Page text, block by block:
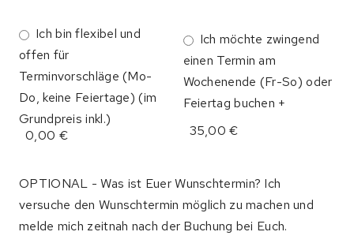
Ich bin flexibel und
offen für
Terminvorschläge (Mo-
Do, keine Feiertage) (im
Grundpreis inkl.)
0,00 €
Ich möchte zwingend
einen Termin am
Wochenende (Fr-So) oder
Feiertag buchen +
35,00 €
OPTIONAL - Was ist Euer Wunschtermin? Ich
versuche den Wunschtermin möglich zu machen und
melde mich zeitnah nach der Buchung bei Euch.